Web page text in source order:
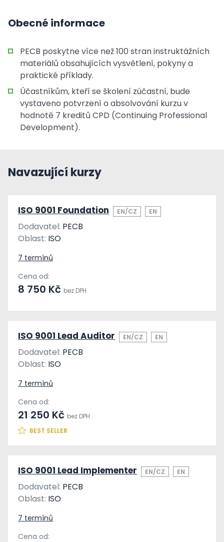
Obecné informace
PECB poskytne více než 100 stran instruktážních
materiálů obsahujících vysvětlení, pokyny a
praktické příklady.
Účastníkům, kteří se školení zúčastní, bude
vystaveno potvrzení o absolvování kurzu v
hodnotě 7 kreditů CPD (Continuing Professional
Development).
Navazující kurzy
ISO 9001 Foundation EN/CZ EN
Dodavatel: PECB
Oblast: ISO
7 termínů
Cena od:
8 750 Kč bez DPH
ISO 9001 Lead Auditor EN/CZ EN
Dodavatel: PECB
Oblast: ISO
7 termínů
Cena od:
21 250 Kč bez DPH
BEST SELLER
ISO 9001 Lead Implementer EN/CZ EN
Dodavatel: PECB
Oblast: ISO
7 termínů
Cena od: